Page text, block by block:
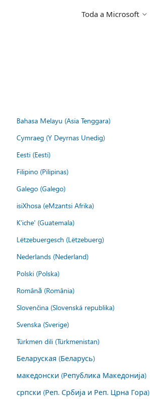
Toda a Microsoft
Bahasa Melayu (Asia Tenggara)
Cymraeg (Y Deyrnas Unedig)
Eesti (Eesti)
Filipino (Pilipinas)
Galego (Galego)
isiXhosa (eMzantsi Afrika)
K'iche' (Guatemala)
Lëtzebuergesch (Lëtzebuerg)
Nederlands (Nederland)
Polski (Polska)
Română (România)
Slovenčina (Slovenská republika)
Svenska (Sverige)
Türkmen dili (Türkmenistan)
Беларуская (Беларусь)
македонски (Република Македонија)
српски (Реп. Србија и Реп. Црна Гора)